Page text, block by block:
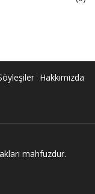
Hakkımızda
mahfuzdur.